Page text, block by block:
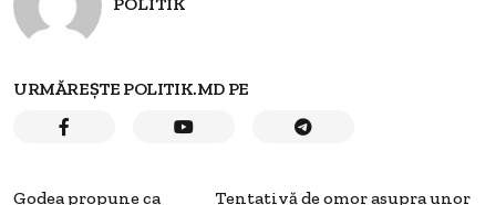
URMĂREȘTE POLITIK.MD PE
Godea propune ca
Tentativă de omor asupra unor